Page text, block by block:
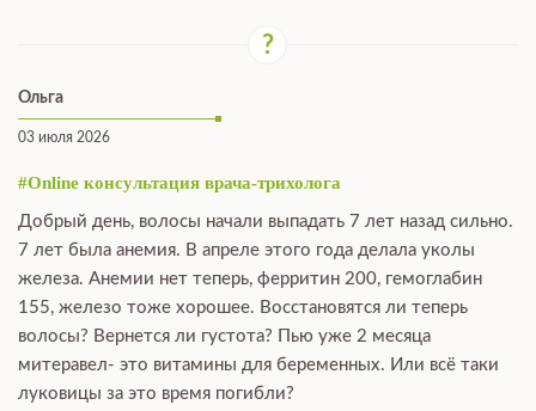
Ольга
03 июля 2026
#Online консультация врача-трихолога
Добрый день, волосы начали выпадать 7 лет назад сильно.
7 лет была анемия. В апреле этого года делала уколы
железа. Анемии нет теперь, ферритин 200, гемоглабин
155, железо тоже хорошее. Восстановятся ли теперь
волосы? Вернется ли густота? Пью уже 2 месяца
митеравел- это витамины для беременных. Или всё таки
луковицы за это время погибли?